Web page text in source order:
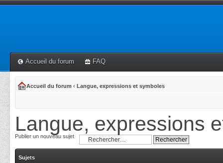
Accueil du forum FAQ
Accueil du forum ‹ Langue, expressions et symboles
Langue, expressions
Publier un nouveau sujet
Sujets